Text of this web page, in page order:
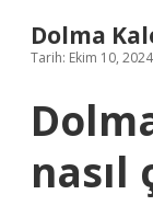
Dolma
Tarih: Ekim 10, 2024
nasıl